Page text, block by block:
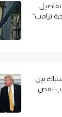
تفاصيل
ترامب"
بين
نقص